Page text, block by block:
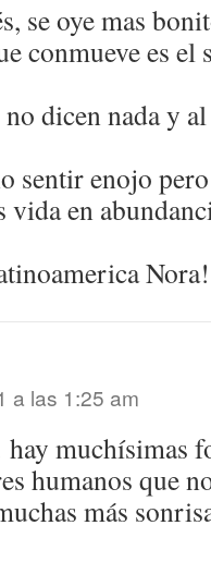
se oye mas
conmueve es el
dicen nada y
sentir enojo
vida en
a las 1:25 am
muchísimas
humanos que
más